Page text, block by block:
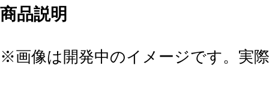
商品説明
※画像は開発中のイメージです。実